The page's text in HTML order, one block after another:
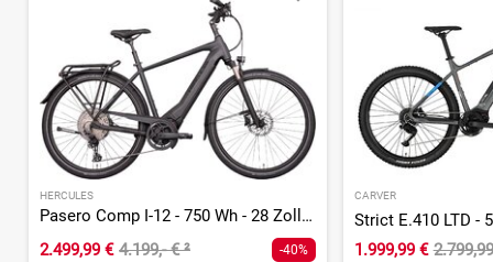
HERCULES
Pasero Comp I-12 - 750 Wh - 28 Zoll - Diamant
2.499,99 € 4.199,- €² -40%
CARVER
1.999,99 €